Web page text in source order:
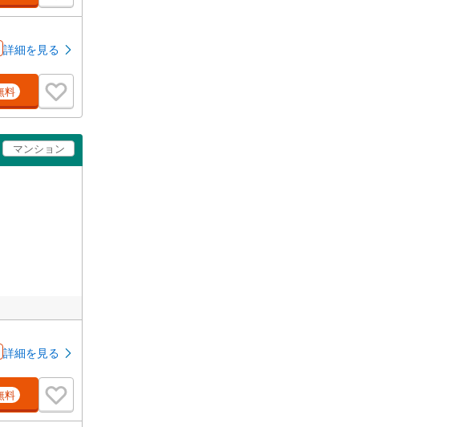
詳細を見る
料
マンション
詳細を見る
料